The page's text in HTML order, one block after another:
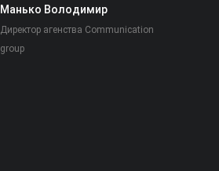
Манько Володимир
Директор агенства Communication
group